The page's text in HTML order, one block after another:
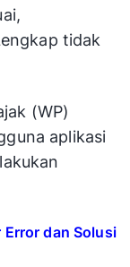
tidak
(WP)
aplikasi
Error dan Solusi